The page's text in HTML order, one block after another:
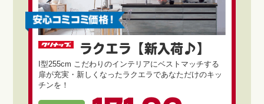
ラクエラ【新入荷♪】
I型255cm こだわりのインテリアにベストマッチする
扉が充実・新しくなったラクエラであなただけのキッ
チンを！